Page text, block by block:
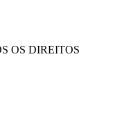
OS DIREITOS